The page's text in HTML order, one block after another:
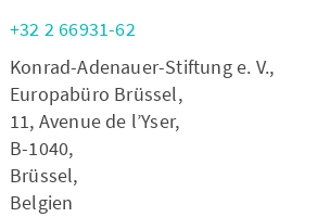
+32 2 66931-62
Konrad-Adenauer-Stiftung e. V.,
Europabüro Brüssel,
11, Avenue de l’Yser,
B-1040,
Brüssel,
Belgien